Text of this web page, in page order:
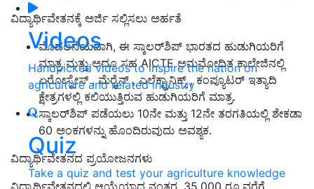
Videos
Handpicked videos to inspire the nation on
agriculture and related industry
Quiz
Take a quiz and test your agriculture knowledge
ವಿದ್ಯಾರ್ಥಿವೇತನಕ್ಕೆ ಅರ್ಜಿ ಸಲ್ಲಿಸಲು ಅರ್ಹತೆ
ಮೊದಲನೆಯದಾಗಿ, ಈ ಸ್ಕಾಲರ್‌ಶಿಪ್ ಭಾರತದ ಹುಡುಗಿಯರಿಗೆ
ಮಾತ್ರ ಮತ್ತು ಅದೂ ಸಹ AICTE ಅನುಮೋದಿತ ಕಾಲೇಜಿನಲ್ಲಿ
ಏರೋಸ್ಪೇಸ್ , ಮೆರೈನ್ , ಎಲೆಕ್ಟ್ರಾನಿಕ್ಸ್ , ಕಂಪ್ಯೂಟರ್ ಇತ್ಯಾದಿ
ಕ್ಷೇತ್ರಗಳಲ್ಲಿ ಕಲಿಯುತ್ತಿರುವ ಹುಡುಗಿಯರಿಗೆ ಮಾತ್ರ.
ಸ್ಕಾಲರ್‌ಶಿಪ್ ಪಡೆಯಲು 10ನೇ ಮತ್ತು 12ನೇ ತರಗತಿಯಲ್ಲಿ ಶೇಕಡಾ
60 ಅಂಕಗಳನ್ನು ಹೊಂದಿರುವುದು ಅವಶ್ಯಕ.
ವಿದ್ಯಾರ್ಥಿವೇತನದ ಪ್ರಯೋಜನಗಳು